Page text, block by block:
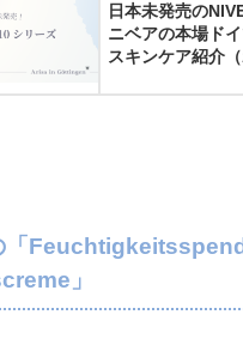
日本未発売の
ニベアの本場ド
スキンケア紹介
「
」